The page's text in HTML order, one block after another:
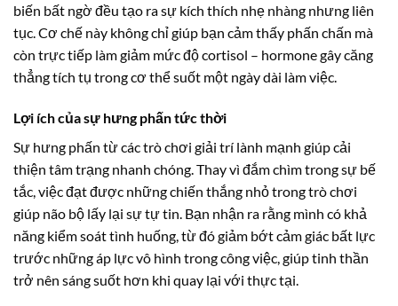
biến bất ngờ đều tạo ra sự kích thích nhẹ nhàng nhưng liên
tục. Cơ chế này không chỉ giúp bạn cảm thấy phấn chấn mà
còn trực tiếp làm giảm mức độ cortisol – hormone gây căng
thẳng tích tụ trong cơ thể suốt một ngày dài làm việc.
Lợi ích của sự hưng phấn tức thời
Sự hưng phấn từ các trò chơi giải trí lành mạnh giúp cải
thiện tâm trạng nhanh chóng. Thay vì đắm chìm trong sự bế
tắc, việc đạt được những chiến thắng nhỏ trong trò chơi
giúp não bộ lấy lại sự tự tin. Bạn nhận ra rằng mình có khả
năng kiểm soát tình huống, từ đó giảm bớt cảm giác bất lực
trước những áp lực vô hình trong công việc, giúp tinh thần
trở nên sáng suốt hơn khi quay lại với thực tại.